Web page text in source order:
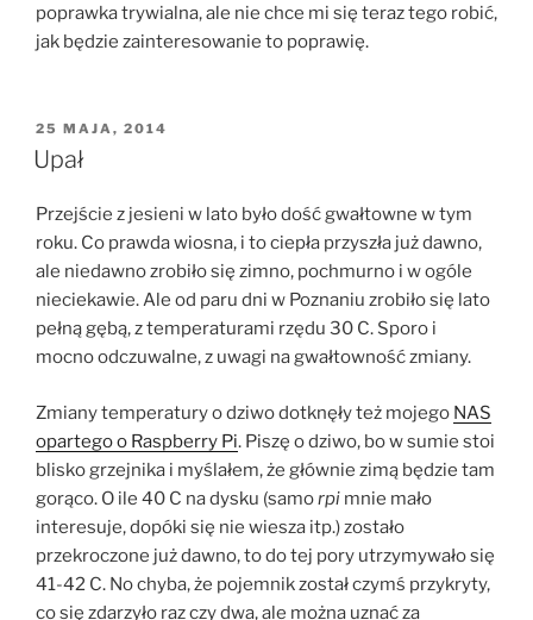
poprawka trywialna, ale nie chce mi się teraz tego robić,
jak będzie zainteresowanie to poprawię.
OPUBLIKOWANE
W
25 MAJA, 2014
Upał
Przejście z jesieni w lato było dość gwałtowne w tym
roku. Co prawda wiosna, i to ciepła przyszła już dawno,
ale niedawno zrobiło się zimno, pochmurno i w ogóle
nieciekawie. Ale od paru dni w Poznaniu zrobiło się lato
pełną gębą, z temperaturami rzędu 30 C. Sporo i
mocno odczuwalne, z uwagi na gwałtowność zmiany.
Zmiany temperatury o dziwo dotknęły też mojego NAS
opartego o Raspberry Pi. Piszę o dziwo, bo w sumie stoi
blisko grzejnika i myślałem, że głównie zimą będzie tam
gorąco. O ile 40 C na dysku (samorpi mnie mało
interesuje, dopóki się nie wiesza itp.) zostało
przekroczone już dawno, to do tej pory utrzymywało się
41-42 C. No chyba, że pojemnik został czymś przykryty,
co się zdarzyło raz czy dwa, ale można uznać za